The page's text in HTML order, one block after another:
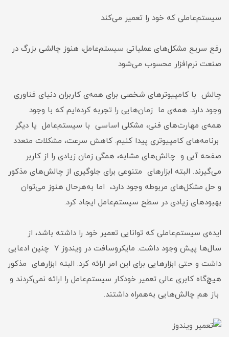
سیستم‌عاملی که خود را تعمیر می‌کند
رفع سریع مشکل‌های عملیاتی سیستم‌عامل، هنوز چالشی بزرگ در
صنعت نرم‌افزار محسوب می‌شود
چالش با کامپیوترهای شخصی برای همه‌ی کاربران دنیای فناوری
وجود دارد. همه‌ی ما زمان‌هایی را تجربه کرده‌ایم که با وجود
همه‌ی مهارت‌های فنی، مشکلی اساسی با سیستم‌عامل یا دیگر
برنامه‌های کامپیوتری پیدا کنیم. کاهش سرعت، مشکلات متعدد
صفحه آبی و چالش‌های مشابه، همگی زمان زیادی را از کاربر
می‌گیرند. البته ابزارهای متنوعی برای جلوگیری از چالش‌های مذکور
و حل مشکل‌‌های مربوطه وجود دارد، اما به‌هرحال هنوز می‌توان
بهبودهای زیادی در سطح سیستم‌عامل ایجاد کرد.
ایده‌ی سیستم‌عاملی که توانایی تعمیر خود را داشته باشد، از
سال‌ها پیش وجود داشت. مایکروسافت در ویندوز ۷ چنین ادعایی
داشت و حتی ابزارهایی برای این امر ارائه کرد. البته ابزارهای مذکور
هیچ‌گاه کابری عالی تعمیر خودکار سیستم‌عامل را ارائه نمی‌کردند و
باز هم چالش‌هایی به‌همراه داشتند.